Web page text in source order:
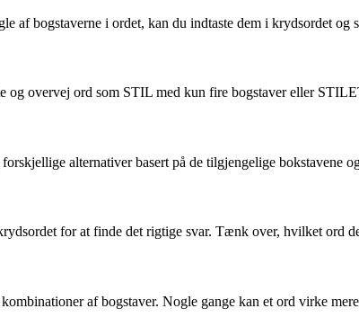
bogstaverne i ordet, kan du indtaste dem i krydsordet og
overvej ord som STIL med kun fire bogstaver eller
alternativer basert på de tilgjengelige bokstavene
for at finde det rigtige svar. Tænk over, hvilket ord
af bogstaver. Nogle gange kan et ord virke